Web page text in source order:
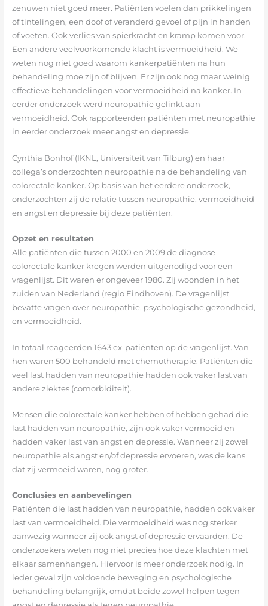
zenuwen niet goed meer. Patiënten voelen dan prikkelingen
of tintelingen, een doof of veranderd gevoel of pijn in handen
of voeten. Ook verlies van spierkracht en kramp komen voor.
Een andere veelvoorkomende klacht is vermoeidheid. We
weten nog niet goed waarom kankerpatiënten na hun
behandeling moe zijn of blijven. Er zijn ook nog maar weinig
effectieve behandelingen voor vermoeidheid na kanker. In
eerder onderzoek werd neuropathie gelinkt aan
vermoeidheid. Ook rapporteerden patiënten met neuropathie
in eerder onderzoek meer angst en depressie.
Cynthia Bonhof (IKNL, Universiteit van Tilburg) en haar
collega’s onderzochten neuropathie na de behandeling van
colorectale kanker. Op basis van het eerdere onderzoek,
onderzochten zij de relatie tussen neuropathie, vermoeidheid
en angst en depressie bij deze patiënten.
Opzet en resultaten
Alle patiënten die tussen 2000 en 2009 de diagnose
colorectale kanker kregen werden uitgenodigd voor een
vragenlijst. Dit waren er ongeveer 1980. Zij woonden in het
zuiden van Nederland (regio Eindhoven). De vragenlijst
bevatte vragen over neuropathie, psychologische gezondheid,
en vermoeidheid.
In totaal reageerden 1643 ex-patiënten op de vragenlijst. Van
hen waren 500 behandeld met chemotherapie. Patiënten die
veel last hadden van neuropathie hadden ook vaker last van
andere ziektes (comorbiditeit).
Mensen die colorectale kanker hebben of hebben gehad die
last hadden van neuropathie, zijn ook vaker vermoeid en
hadden vaker last van angst en depressie. Wanneer zij zowel
neuropathie als angst en/of depressie ervoeren, was de kans
dat zij vermoeid waren, nog groter.
Conclusies en aanbevelingen
Patiënten die last hadden van neuropathie, hadden ook vaker
last van vermoeidheid. Die vermoeidheid was nog sterker
aanwezig wanneer zij ook angst of depressie ervaarden. De
onderzoekers weten nog niet precies hoe deze klachten met
elkaar samenhangen. Hiervoor is meer onderzoek nodig. In
ieder geval zijn voldoende beweging en psychologische
behandeling belangrijk, omdat beide zowel helpen tegen